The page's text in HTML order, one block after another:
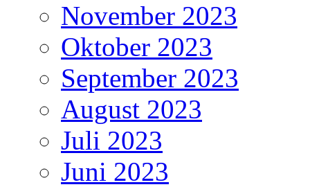
November 2023
Oktober 2023
September 2023
August 2023
Juli 2023
Juni 2023